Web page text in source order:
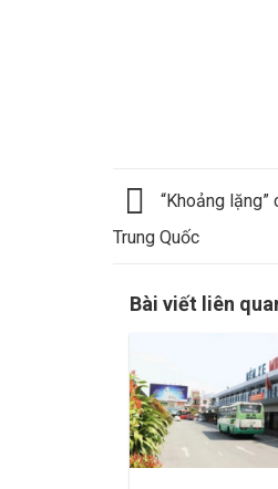
“Khoảng
Trung Quốc
Bài viết liên